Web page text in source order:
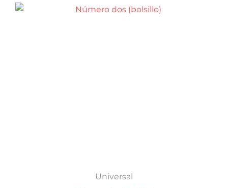
Universal